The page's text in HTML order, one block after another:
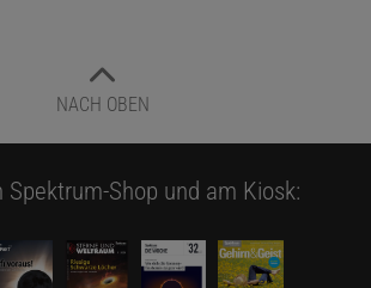
NACH OBEN
Spektrum-Shop und am Kiosk: